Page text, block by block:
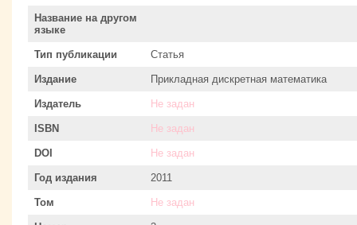
Название на другом
языке
Тип публикации Статья
Издание Прикладная дискретная математика
Издатель Не задан
ISBN Не задан
DOI Не задан
Год издания 2011
Том Не задан